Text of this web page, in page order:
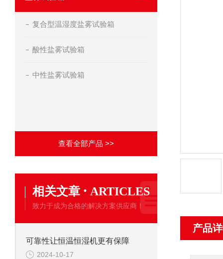
复合型温湿度盐雾试验箱
酸性盐雾试验箱
中性盐雾试验箱
查看全部产品 >>
相关文章 · ARTICLES
致力于成为合格的解决方案供应商！
可靠性让恒温恒湿机更有保障
2024-10-17
产品